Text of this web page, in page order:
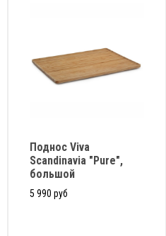
Поднос Viva
Scandinavia "Pure",
большой
5 990 руб